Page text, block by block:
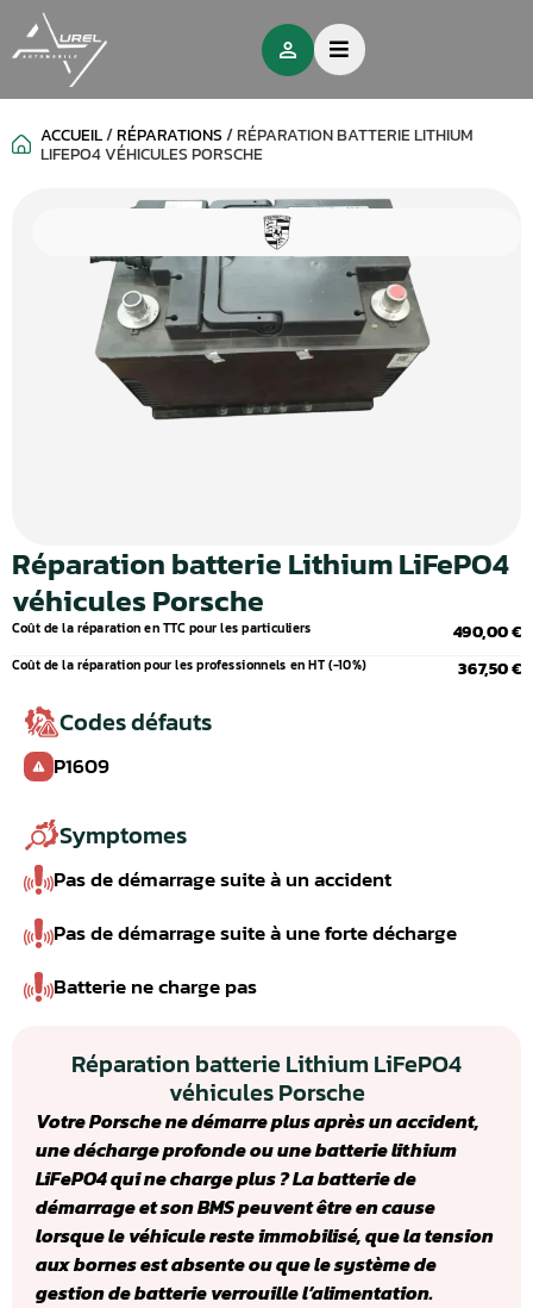
ACCUEIL/RÉPARATIONS/RÉPARATION BATTERIE LITHIUM
LIFEPO4 VÉHICULES PORSCHE
Réparation batterie Lithium LiFePO4
véhicules Porsche
Coût de la réparation en TTC pour les particuliers 490,00 €
Coût de la réparation pour les professionnels en HT (-10%) 367,50 €
Codes défauts
P1609
Symptomes
Pas de démarrage suite à un accident
Pas de démarrage suite à une forte décharge
Batterie ne charge pas
Réparation batterie Lithium LiFePO4
véhicules Porsche
Votre Porsche ne démarre plus après un accident,
une décharge profonde ou une batterie lithium
LiFePO4 qui ne charge plus ? La batterie de
démarrage et son BMS peuvent être en cause
lorsque le véhicule reste immobilisé, que la tension
aux bornes est absente ou que le système de
gestion de batterie verrouille l’alimentation.